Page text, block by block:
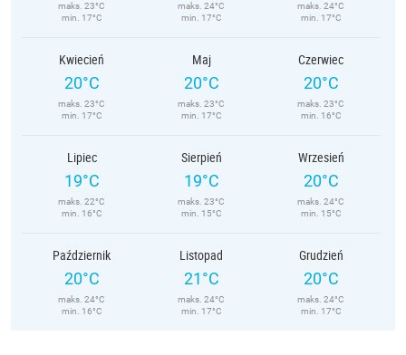
maks. 23°C
min. 17°C
maks. 24°C
min. 17°C
maks. 24°C
min. 17°C
Kwiecień
20°C
maks. 23°C
min. 17°C
Maj
20°C
maks. 23°C
min. 17°C
Czerwiec
20°C
maks. 23°C
min. 16°C
Lipiec
19°C
maks. 22°C
min. 16°C
Sierpień
19°C
maks. 23°C
min. 15°C
Wrzesień
20°C
maks. 24°C
min. 15°C
Październik
20°C
maks. 24°C
min. 16°C
Listopad
21°C
maks. 24°C
min. 17°C
Grudzień
20°C
maks. 24°C
min. 17°C